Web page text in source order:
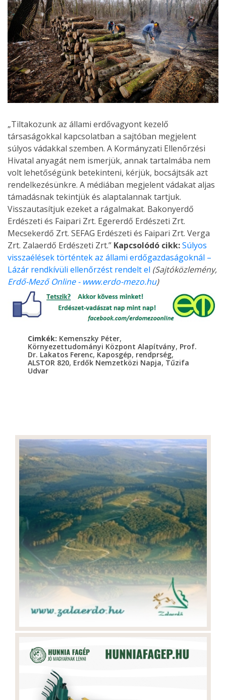
„Tiltakozunk az állami erdővagyont kezelő
társaságokkal kapcsolatban a sajtóban megjelent
súlyos vádakkal szemben. A Kormányzati Ellenőrzési
Hivatal anyagát nem ismerjük, annak tartalmába nem
volt lehetőségünk betekinteni, kérjük, bocsájtsák azt
rendelkezésünkre. A médiában megjelent vádakat aljas
támadásnak tekintjük és alaptalannak tartjuk.
Visszautasítjuk ezeket a rágalmakat. Bakonyerdő
Erdészeti és Faipari Zrt. Egererdő Erdészeti Zrt.
Mecsekerdő Zrt. SEFAG Erdészeti és Faipari Zrt. Verga
Zrt. Zalaerdő Erdészeti Zrt.” Kapcsolódó cikk:Súlyos
visszaélések történtek az állami erdőgazdaságoknál –
Lázár rendkívüli ellenőrzést rendelt el (Sajtóközlemény,
Erdő-Mező Online - www.erdo-mezo.hu)
Cimkék: Kemenszky Péter,
Környezettudományi Központ Alapítvány, Prof.
Dr. Lakatos Ferenc, Kaposgép, rendprség,
ALSTOR 820, Erdők Nemzetközi Napja, Tűzifa
Udvar